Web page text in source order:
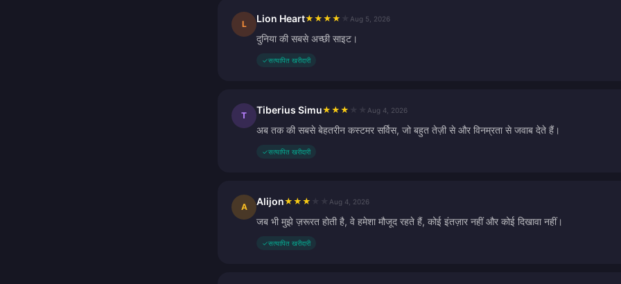
L Lion Heart★ ★ ★ ★ Aug 5, 2026
दुनिया की सबसे अच्छी साइट।
✓सत्यापित खरीदारी
T Tiberius Simu★ ★ ★ Aug 4, 2026
अब तक की सबसे बेहतरीन कस्टमर सर्विस, जो बहुत तेज़ी से और विनम्रता से जवाब देते हैं।
✓सत्यापित खरीदारी
A Alijon★ ★ ★ Aug 4, 2026
जब भी मुझे ज़रूरत होती है, वे हमेशा मौजूद रहते हैं, कोई इंतज़ार नहीं और कोई दिखावा नहीं।
✓सत्यापित खरीदारी